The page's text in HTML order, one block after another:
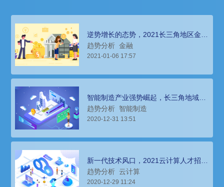
逆势增长的态势，2021长三角地区金融
领域企业招聘环境
趋势分析 金融
2021-01-06 17:57
智能制造产业强势崛起，长三角地域21
年人才招聘趋势分析
趋势分析 智能制造
2020-12-31 13:51
新一代技术风口，2021云计算人才招聘
环境分析
趋势分析 云计算
2020-12-29 11:24